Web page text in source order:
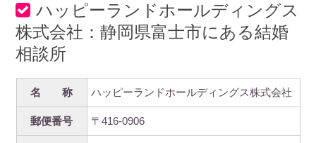
ハッピーランドホールディングス
株式会社：静岡県富士市にある結婚
相談所
名 称 ハッピーランドホールディングス株式会社
郵便番号 〒416-0906